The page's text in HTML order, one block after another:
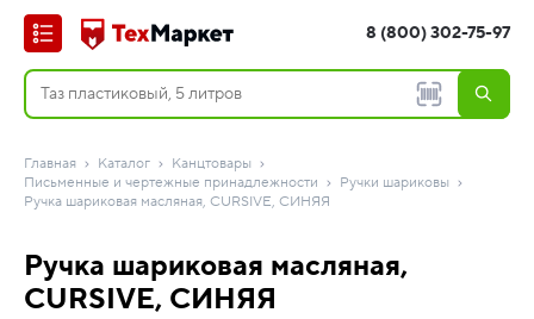
8 (800) 302-75-97
Главная Каталог
Канцтовары
Письменные и чертежные принадлежности
Ручки шариковы
Ручка шариковая масляная, CURSIVE, СИНЯЯ
Ручка шариковая масляная,
CURSIVE, СИНЯЯ